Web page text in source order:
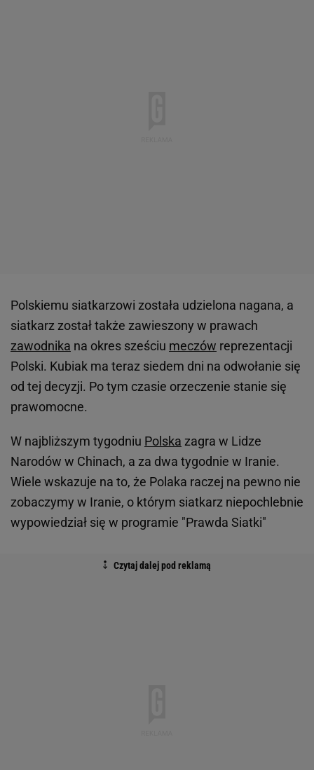
Polskiemu siatkarzowi została udzielona nagana, a
siatkarz został także zawieszony w prawach
zawodnika na okres sześciu meczów reprezentacji
Polski. Kubiak ma teraz siedem dni na odwołanie się
od tej decyzji. Po tym czasie orzeczenie stanie się
prawomocne.
W najbliższym tygodniu Polska zagra w Lidze
Narodów w Chinach, a za dwa tygodnie w Iranie.
Wiele wskazuje na to, że Polaka raczej na pewno nie
zobaczymy w Iranie, o którym siatkarz niepochlebnie
wypowiedział się w programie "Prawda Siatki"